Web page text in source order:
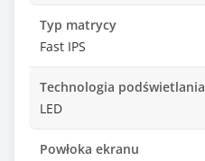
Typ matrycy
Fast IPS
Technologia podświetlania
LED
Powłoka ekranu